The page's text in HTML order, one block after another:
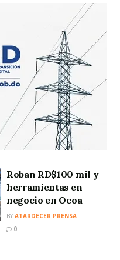
Roban RD$100 mil y
herramientas en
negocio en Ocoa
BY ATARDECER PRENSA
0